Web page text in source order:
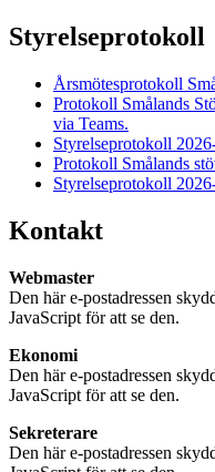
Styrelseprotokoll
Årsmötesprotokoll
Protokoll Smålands
via Teams.
Styrelseprotokoll
Protokoll Smålands
Styrelseprotokoll
Kontakt
Webmaster
Den här e-postadressen
JavaScript för att se den.
Ekonomi
Den här e-postadressen
JavaScript för att se den.
Sekreterare
Den här e-postadressen